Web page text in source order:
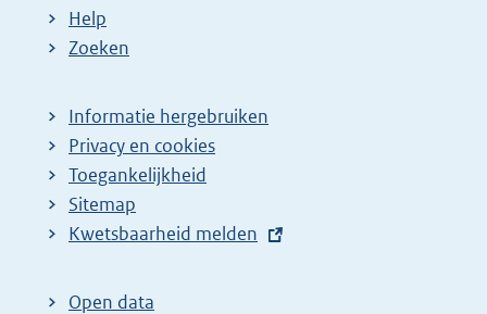
Help
Zoeken
Informatie hergebruiken
Privacy en cookies
Toegankelijkheid
Sitemap
E
t
Kwetsbaarheid melden
Open data